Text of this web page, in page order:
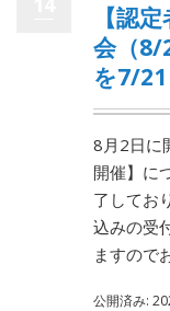
【認
会（8/
を7/
8月2日に
開催】に
了してお
込みの受
ますので
公開済み: